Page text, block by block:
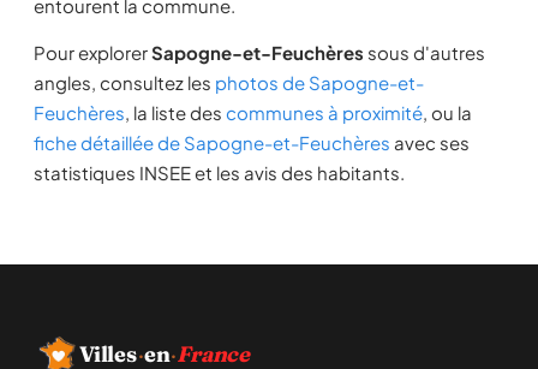
entourent la commune.
Pour explorerSapogne-et-Feuchères sous d'autres
angles, consultez les photos de Sapogne-et-
Feuchères, la liste des communes à proximité, ou la
fiche détaillée de Sapogne-et-Feuchères avec ses
statistiques INSEE et les avis des habitants.
Villes·en·France